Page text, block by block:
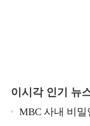
이시각 인기 뉴
MBC 사내 비